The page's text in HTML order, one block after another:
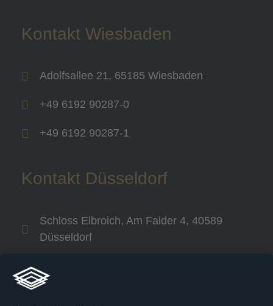
Kontakt Wiesbaden
Adolfsallee 21, 65185 Wiesbaden
+49 6192 90287-0
+49 6192 90287-1
Kontakt Düsseldorf
Schloss Elbroich, Am Falder 4, 40589
Düsseldorf